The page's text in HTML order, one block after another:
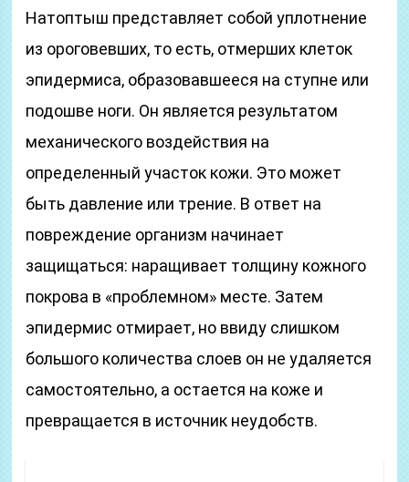
Натоптыш представляет собой уплотнение
из ороговевших, то есть, отмерших клеток
эпидермиса, образовавшееся на ступне или
подошве ноги. Он является результатом
механического воздействия на
определенный участок кожи. Это может
быть давление или трение. В ответ на
повреждение организм начинает
защищаться: наращивает толщину кожного
покрова в «проблемном» месте. Затем
эпидермис отмирает, но ввиду слишком
большого количества слоев он не удаляется
самостоятельно, а остается на коже и
превращается в источник неудобств.